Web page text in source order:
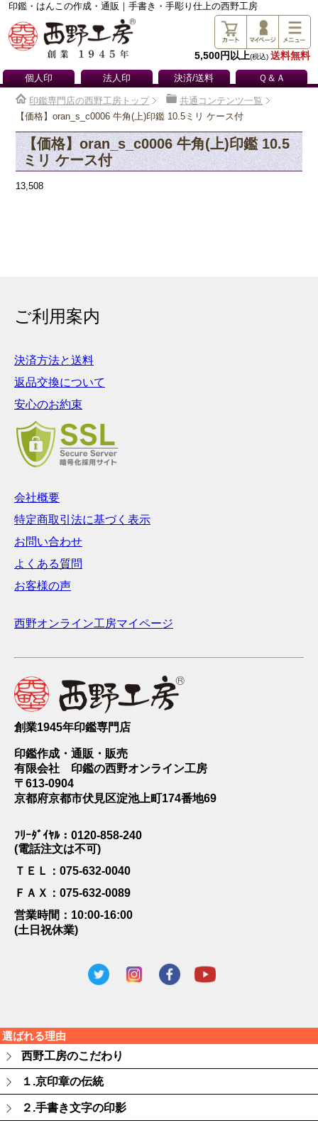
印鑑・はんこの作成・通販｜手書き・手彫り仕上の西野工房
5,500円以上(税込) 送料無料
個人印 法人印 決済/送料 Ｑ＆Ａ
印鑑専門店の西野工房トップ
共通コンテンツ一覧
【価格】oran_s_c0006 牛角(上)印鑑 10.5ミリ ケース付
【価格】oran_s_c0006 牛角(上)印鑑 10.5
ミリ ケース付
13,508
ご利用案内
決済方法と送料
返品交換について
安心のお約束
会社概要
特定商取引法に基づく表示
お問い合わせ
よくある質問
お客様の声
西野オンライン工房マイページ
創業1945年印鑑専門店
印鑑作成・通販・販売
有限会社 印鑑の西野オンライン工房
〒613-0904
京都府京都市伏見区淀池上町174番地69
ﾌﾘｰﾀﾞｲﾔﾙ：0120-858-240
(電話注文は不可)
ＴＥＬ：075-632-0040
ＦＡＸ：075-632-0089
営業時間：10:00-16:00
(土日祝休業)
選ばれる理由
西野工房のこだわり
１.京印章の伝統
２.手書き文字の印影